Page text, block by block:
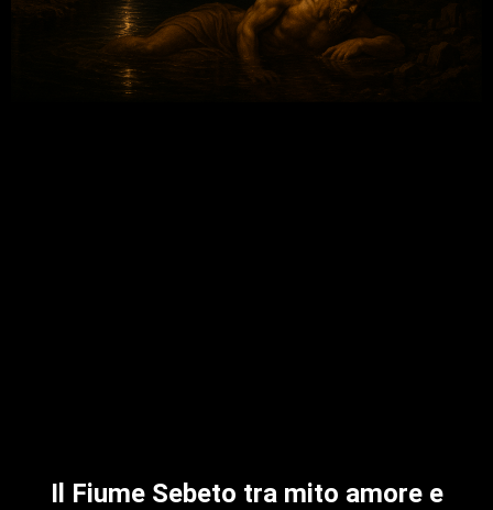
Il Fiume Sebeto tra mito amore e